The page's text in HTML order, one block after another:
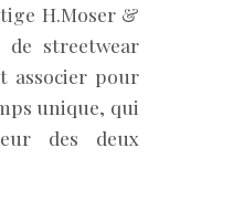
H.Moser &
streetwear
associer pour
unique, qui
des deux